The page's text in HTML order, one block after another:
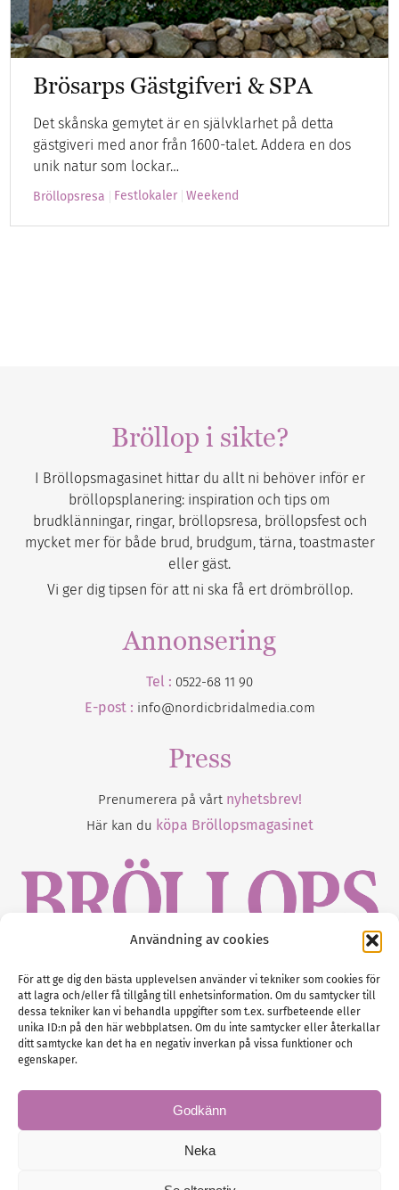
Användning av cookies
För att ge dig den bästa upplevelsen använder vi tekniker som cookies för
att lagra och/eller få tillgång till enhetsinformation. Om du samtycker till
dessa tekniker kan vi behandla uppgifter som t.ex. surfbeteende eller
unika ID:n på den här webbplatsen. Om du inte samtycker eller återkallar
ditt samtycke kan det ha en negativ inverkan på vissa funktioner och
egenskaper.
Godkänn
Neka
Brösarps Gästgifveri & SPA
Det skånska gemytet är en självklarhet på detta
gästgiveri med anor från 1600-talet. Addera en dos
unik natur som lockar…
Bröllopsresa Festlokaler Weekend
Bröllop i sikte?
I Bröllopsmagasinet hittar du allt ni behöver inför er
bröllopsplanering: inspiration och tips om
brudklänningar, ringar, bröllopsresa, bröllopsfest och
mycket mer för både brud, brudgum, tärna, toastmaster
eller gäst.
Vi ger dig tipsen för att ni ska få ert drömbröllop.
Annonsering
Tel : 0522-68 11 90
E-post : info@nordicbridalmedia.com
Press
Prenumerera på vårt nyhetsbrev!
Här kan du köpa Bröllopsmagasinet
Gustaf Mattssons väg 2, 451 50 Uddevalla
Tel : 0522-68 11 90
E-post:info@nordicbridalmedia.com